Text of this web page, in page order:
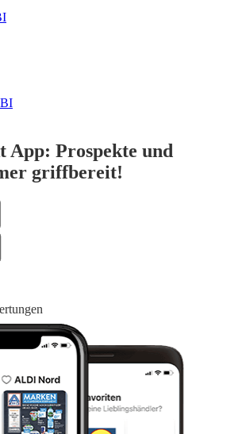
App: Prospekte und
griffbereit!